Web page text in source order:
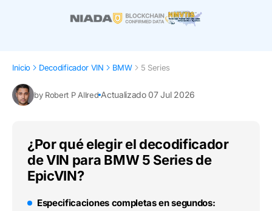
Inicio Decodificador VIN BMW 5 Series
by Robert P Allred Actualizado 07 Jul 2026
¿Por qué elegir el decodificador
de VIN para BMW 5 Series de
EpicVIN?
Especificaciones completas en segundos: